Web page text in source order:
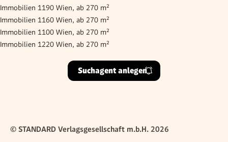
Immobilien 1190 Wien, ab 270 m²
Immobilien 1160 Wien, ab 270 m²
Immobilien 1100 Wien, ab 270 m²
Immobilien 1220 Wien, ab 270 m²
Suchagent anlegen
© STANDARD Verlagsgesellschaft m.b.H. 2026